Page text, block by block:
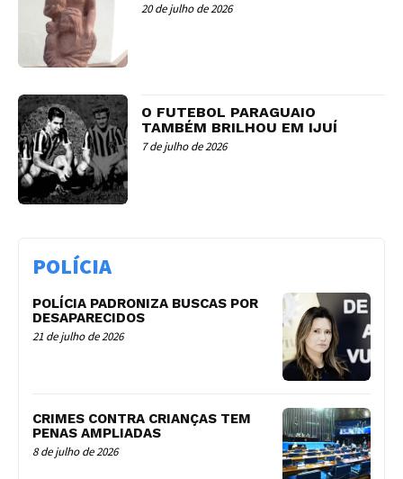
20 de julho de 2026
O FUTEBOL PARAGUAIO
TAMBÉM BRILHOU EM IJUÍ
7 de julho de 2026
POLÍCIA
POLÍCIA PADRONIZA BUSCAS POR
DESAPARECIDOS
21 de julho de 2026
CRIMES CONTRA CRIANÇAS TEM
PENAS AMPLIADAS
8 de julho de 2026